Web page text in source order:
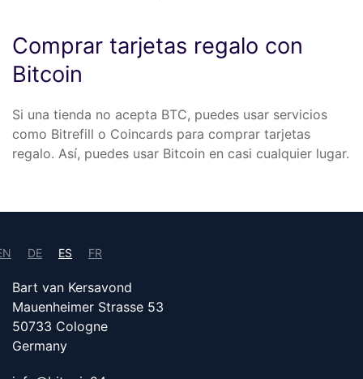
Comprar tarjetas regalo con
Bitcoin
Si una tienda no acepta BTC, puedes usar servicios
como Bitrefill o Coincards para comprar tarjetas
regalo. Así, puedes usar Bitcoin en casi cualquier lugar.
DE ES FR
Bart van Kersavond
Mauenheimer Strasse 53
50733 Cologne
Germany